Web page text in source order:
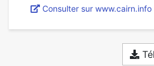
Consulter sur www.cairn.info